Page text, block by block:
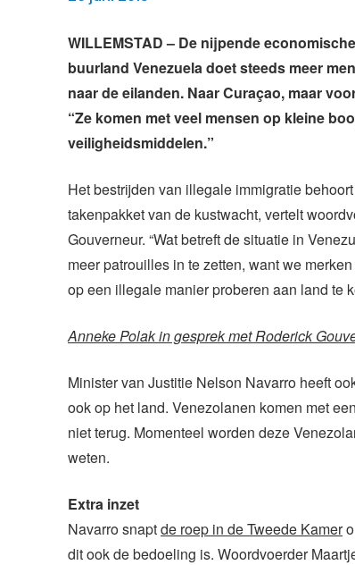
WILLEMSTAD – De nijpende
buurland Venezuela doet steeds meer
naar de eilanden. Naar Curaçao, maar
“Ze komen met veel mensen op kleine
veiligheidsmiddelen.”
Het bestrijden van illegale immigratie
takenpakket van de kustwacht, vertelt
Gouverneur. “Wat betreft de situatie in
meer patrouilles in te zetten, want we
op een illegale manier proberen aan land te
Anneke Polak in gesprek met Roderick
Minister van Justitie Nelson Navarro heeft
ook op het land. Venezolanen komen met
niet terug. Momenteel worden deze
weten.
Extra inzet
Navarro snaptde roep in de Tweede Kamer
dit ook de bedoeling is. Woordvoerder